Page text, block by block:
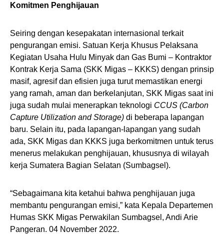
Komitmen Penghijauan
Seiring dengan kesepakatan internasional terkait
pengurangan emisi. Satuan Kerja Khusus Pelaksana
Kegiatan Usaha Hulu Minyak dan Gas Bumi – Kontraktor
Kontrak Kerja Sama (SKK Migas – KKKS) dengan prinsip
masif, agresif dan efisien juga turut memastikan energi
yang ramah, aman dan berkelanjutan, SKK Migas saat ini
juga sudah mulai menerapkan teknologi CCUS (Carbon
Capture Utilization and Storage) di beberapa lapangan
baru. Selain itu, pada lapangan-lapangan yang sudah
ada, SKK Migas dan KKKS juga berkomitmen untuk terus
menerus melakukan penghijauan, khususnya di wilayah
kerja Sumatera Bagian Selatan (Sumbagsel).
“Sebagaimana kita ketahui bahwa penghijauan juga
membantu pengurangan emisi,” kata Kepala Departemen
Humas SKK Migas Perwakilan Sumbagsel, Andi Arie
Pangeran. 04 November 2022.